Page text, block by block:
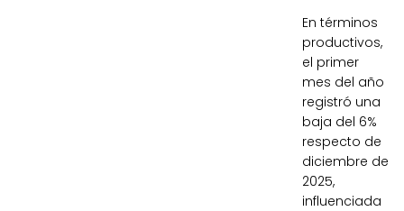
En términos
productivos,
el primer
mes del año
registró una
baja del 6%
respecto de
diciembre de
2025,
influenciada